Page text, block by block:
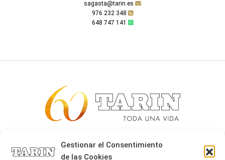
Gestionar el Consentimiento
de las Cookies
sagasta@tarin.es
976 232 348
648 747 141
Alta joyería desde 1963